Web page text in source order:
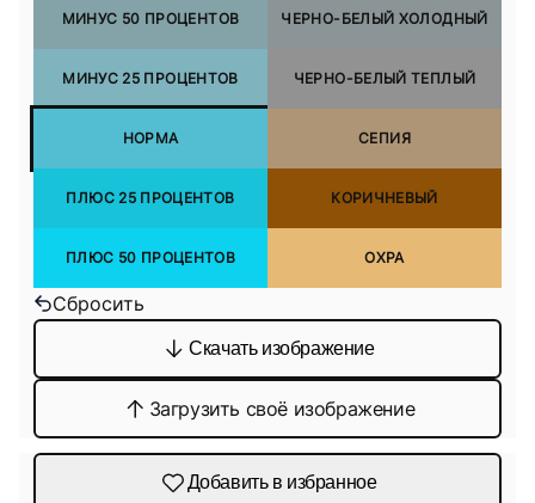
МИНУС 50 ПРОЦЕНТОВ
МИНУС 25 ПРОЦЕНТОВ
НОРМА
ПЛЮС 25 ПРОЦЕНТОВ
ПЛЮС 50 ПРОЦЕНТОВ
ЧЕРНО-БЕЛЫЙ ХОЛОДНЫЙ
ЧЕРНО-БЕЛЫЙ ТЕПЛЫЙ
СЕПИЯ
КОРИЧНЕВЫЙ
ОХРА
Сбросить
Скачать изображение
Загрузить своё изображение
Добавить в избранное